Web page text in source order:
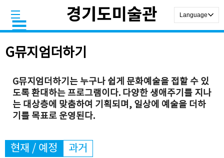
G뮤지엄더하기
G뮤지엄더하기는 누구나 쉽게 문화예술을 접할 수 있
도록 환대하는 프로그램이다. 다양한 생애주기를 지나
는 대상층에 맞춤하여 기획되며, 일상에 예술을 더하
기를 목표로 운영된다.
현재 / 예정 과거